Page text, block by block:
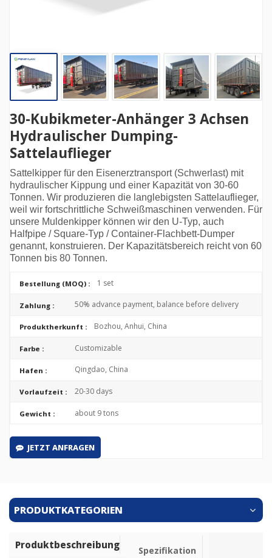
30-Kubikmeter-Anhänger 3 Achsen
Hydraulischer Dumping-
Sattelauflieger
Sattelkipper für den Eisenerztransport (Schwerlast) mit
hydraulischer Kippung und einer Kapazität von 30-60
Tonnen. Wir produzieren die langlebigsten Sattelauflieger,
weil wir fortschrittliche Schweißmaschinen verwenden. Für
unsere Muldenkipper können wir den U-Typ, auch
Halfpipe / Square-Typ / Container-Flachbett-Dumper
genannt, konstruieren. Der Kapazitätsbereich reicht von 60
Tonnen bis 80 Tonnen.
Bestellung (MOQ) : 1 set
Zahlung : 50% advance payment, balance before delivery
Produktherkunft : Bozhou, Anhui, China
Farbe : Customizable
Hafen : Qingdao, China
Vorlaufzeit : 20-30 days
Gewicht : about 9 tons
JETZT ANFRAGEN
PRODUKTKATEGORIEN
Produktbeschreibung Spezifikation